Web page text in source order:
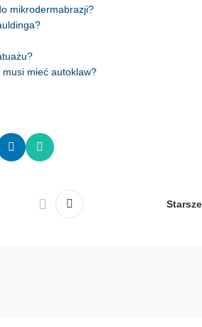
mikrodermabrazji?
mieć autoklaw?
Starsze